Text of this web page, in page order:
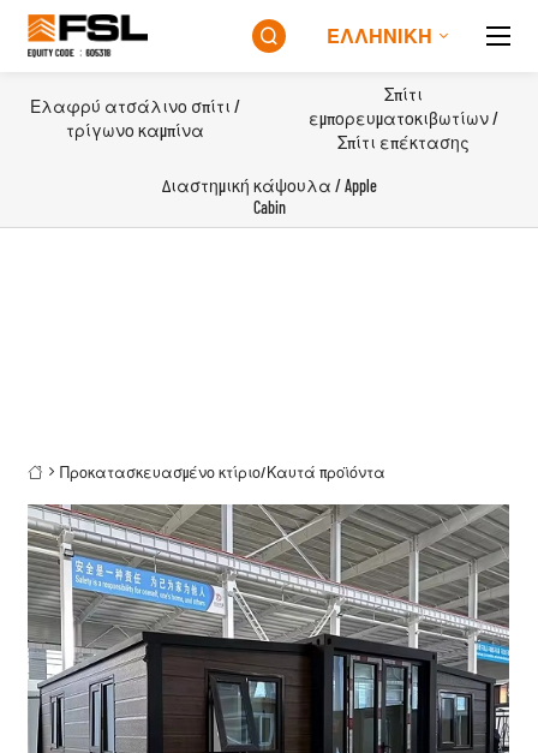
 ΕΛΛΗΝΙΚΉ
Ελαφρύ ατσάλινο σπίτι /
τρίγωνο καμπίνα
Σπίτι
εμπορευματοκιβωτίων /
Σπίτι επέκτασης
Διαστημική κάψουλα / Apple
Cabin
 Προκατασκευασμένο κτίριο/Καυτά προϊόντα